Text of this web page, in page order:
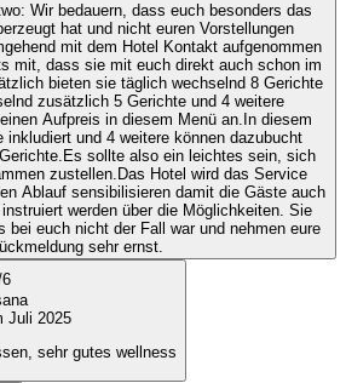
: Wir bedauern, dass euch besonders das
hat und nicht euren Vorstellungen
mit dem Hotel Kontakt aufgenommen
mit, dass sie mit euch direkt auch schon im
bieten sie täglich wechselnd 8 Gerichte
zusätzlich 5 Gerichte und 4 weitere
Aufpreis in diesem Menü an.In diesem
inkludiert und 4 weitere können dazubucht
sollte also ein leichtes sein, sich
zustellen.Das Hotel wird das Service
Ablauf sensibilisieren damit die Gäste auch
werden über die Möglichkeiten. Sie
bei euch nicht der Fall war und nehmen eure
sehr ernst.
6
Juli 2025
sehr gutes wellness